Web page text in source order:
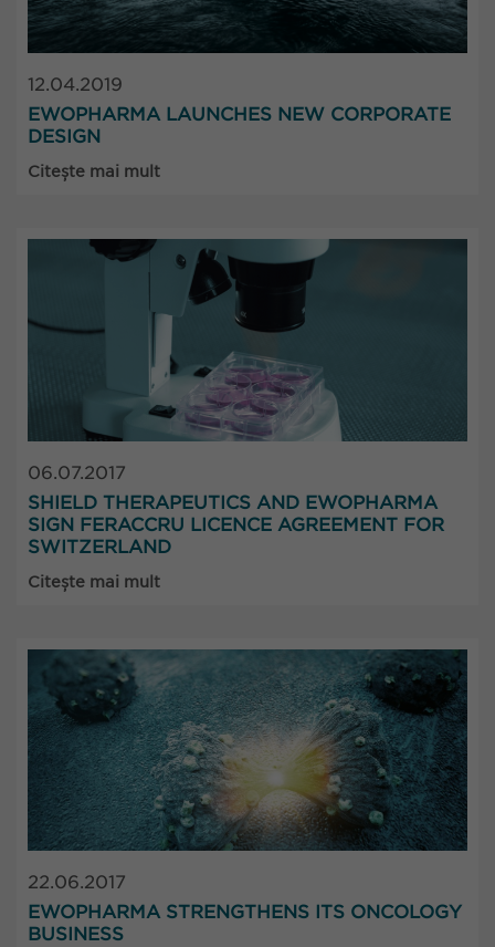
12.04.2019
EWOPHARMA LAUNCHES NEW CORPORATE
DESIGN
Citește mai mult
06.07.2017
SHIELD THERAPEUTICS AND EWOPHARMA
SIGN FERACCRU LICENCE AGREEMENT FOR
SWITZERLAND
Citește mai mult
22.06.2017
EWOPHARMA STRENGTHENS ITS ONCOLOGY
BUSINESS